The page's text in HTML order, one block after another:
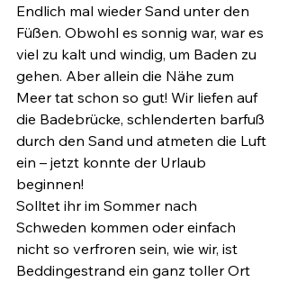
Endlich mal wieder Sand unter den
Füßen. Obwohl es sonnig war, war es
viel zu kalt und windig, um Baden zu
gehen. Aber allein die Nähe zum
Meer tat schon so gut! Wir liefen auf
die Badebrücke, schlenderten barfuß
durch den Sand und atmeten die Luft
ein – jetzt konnte der Urlaub
beginnen!
Solltet ihr im Sommer nach
Schweden kommen oder einfach
nicht so verfroren sein, wie wir, ist
Beddingestrand ein ganz toller Ort